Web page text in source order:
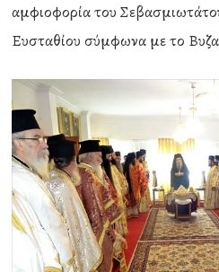
αμφιοφορία του
Ευσταθίου σύμφωνα με το